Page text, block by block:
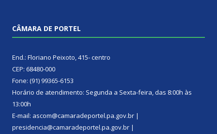
CÂMARA DE PORTEL
End.: Floriano Peixoto, 415- centro
CEP: 68480-000
Fone: (91) 99365-6153
Horário de atendimento: Segunda a Sexta-feira, das 8:00h às
13:00h
E-mail: ascom@camaradeportel.pa.gov.br |
presidencia@camaradeportel.pa.gov.br |